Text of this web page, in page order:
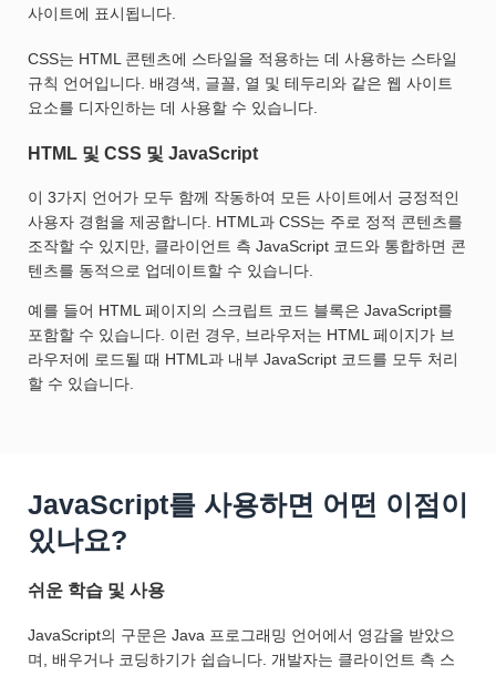
사이트에 표시됩니다.
CSS는 HTML 콘텐츠에 스타일을 적용하는 데 사용하는 스타일
규칙 언어입니다. 배경색, 글꼴, 열 및 테두리와 같은 웹 사이트
요소를 디자인하는 데 사용할 수 있습니다.
HTML 및 CSS 및 JavaScript
이 3가지 언어가 모두 함께 작동하여 모든 사이트에서 긍정적인
사용자 경험을 제공합니다. HTML과 CSS는 주로 정적 콘텐츠를
조작할 수 있지만, 클라이언트 측 JavaScript 코드와 통합하면 콘
텐츠를 동적으로 업데이트할 수 있습니다.
예를 들어 HTML 페이지의 스크립트 코드 블록은 JavaScript를
포함할 수 있습니다. 이런 경우, 브라우저는 HTML 페이지가 브
라우저에 로드될 때 HTML과 내부 JavaScript 코드를 모두 처리
할 수 있습니다.
JavaScript를 사용하면 어떤 이점이
있나요?
쉬운 학습 및 사용
JavaScript의 구문은 Java 프로그래밍 언어에서 영감을 받았으
며, 배우거나 코딩하기가 쉽습니다. 개발자는 클라이언트 측 스